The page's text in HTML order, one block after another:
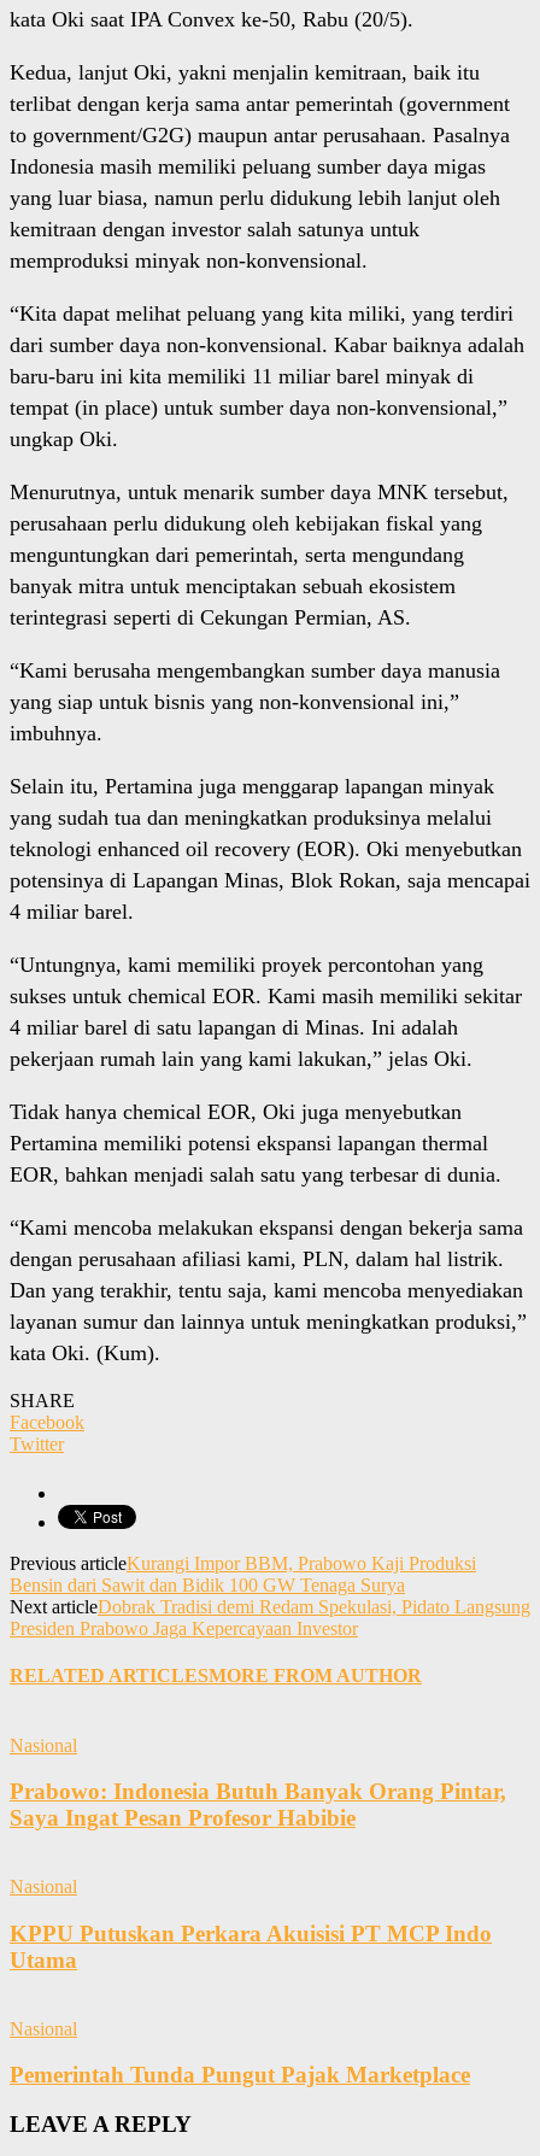
kata Oki saat IPA Convex ke-50, Rabu (20/5).
Kedua, lanjut Oki, yakni menjalin kemitraan, baik itu
terlibat dengan kerja sama antar pemerintah (government
to government/G2G) maupun antar perusahaan. Pasalnya
Indonesia masih memiliki peluang sumber daya migas
yang luar biasa, namun perlu didukung lebih lanjut oleh
kemitraan dengan investor salah satunya untuk
memproduksi minyak non-konvensional.
“Kita dapat melihat peluang yang kita miliki, yang terdiri
dari sumber daya non-konvensional. Kabar baiknya adalah
baru-baru ini kita memiliki 11 miliar barel minyak di
tempat (in place) untuk sumber daya non-konvensional,”
ungkap Oki.
Menurutnya, untuk menarik sumber daya MNK tersebut,
perusahaan perlu didukung oleh kebijakan fiskal yang
menguntungkan dari pemerintah, serta mengundang
banyak mitra untuk menciptakan sebuah ekosistem
terintegrasi seperti di Cekungan Permian, AS.
“Kami berusaha mengembangkan sumber daya manusia
yang siap untuk bisnis yang non-konvensional ini,”
imbuhnya.
Selain itu, Pertamina juga menggarap lapangan minyak
yang sudah tua dan meningkatkan produksinya melalui
teknologi enhanced oil recovery (EOR). Oki menyebutkan
potensinya di Lapangan Minas, Blok Rokan, saja mencapai
4 miliar barel.
“Untungnya, kami memiliki proyek percontohan yang
sukses untuk chemical EOR. Kami masih memiliki sekitar
4 miliar barel di satu lapangan di Minas. Ini adalah
pekerjaan rumah lain yang kami lakukan,” jelas Oki.
Tidak hanya chemical EOR, Oki juga menyebutkan
Pertamina memiliki potensi ekspansi lapangan thermal
EOR, bahkan menjadi salah satu yang terbesar di dunia.
“Kami mencoba melakukan ekspansi dengan bekerja sama
dengan perusahaan afiliasi kami, PLN, dalam hal listrik.
Dan yang terakhir, tentu saja, kami mencoba menyediakan
layanan sumur dan lainnya untuk meningkatkan produksi,”
kata Oki. (Kum).
SHARE
Facebook
Twitter
Previous articleKurangi Impor BBM, Prabowo Kaji Produksi
Bensin dari Sawit dan Bidik 100 GW Tenaga Surya
Next articleDobrak Tradisi demi Redam Spekulasi, Pidato Langsung
Presiden Prabowo Jaga Kepercayaan Investor
RELATED ARTICLESMORE FROM AUTHOR
Nasional
Prabowo: Indonesia Butuh Banyak Orang Pintar,
Saya Ingat Pesan Profesor Habibie
Nasional
KPPU Putuskan Perkara Akuisisi PT MCP Indo
Utama
Nasional
Pemerintah Tunda Pungut Pajak Marketplace
LEAVE A REPLY